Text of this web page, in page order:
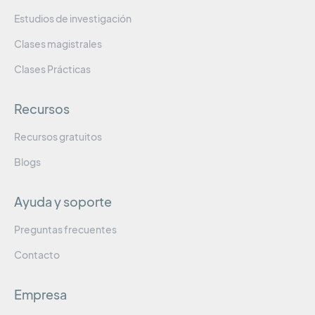
Estudios de investigación
Clases magistrales
Clases Prácticas
Recursos
Recursos gratuitos
Blogs
Ayuda y soporte
Preguntas frecuentes
Contacto
Empresa